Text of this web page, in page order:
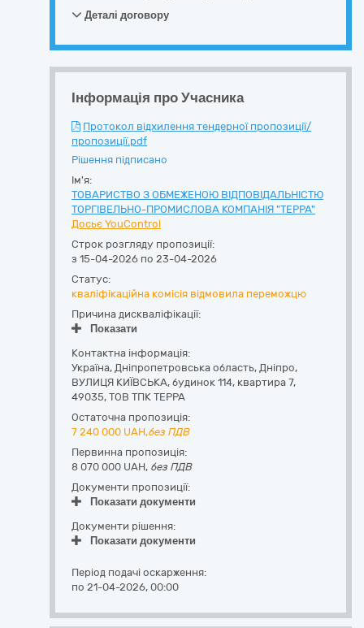
Деталі договору
Інформація про Учасника
Протокол відхилення тендерної пропозиції/
пропозиції.pdf
Рішення підписано
Ім'я:
ТОВАРИСТВО З ОБМЕЖЕНОЮ ВІДПОВІДАЛЬНІСТЮ
ТОРГІВЕЛЬНО-ПРОМИСЛОВА КОМПАНІЯ "ТЕРРА"
Досьє YouControl
Строк розгляду пропозиції:
з 15-04-2026 по 23-04-2026
Статус:
кваліфікаційна комісія відмовила переможцю
Причина дискваліфікації:
Показати
Контактна інформація:
Україна, Дніпропетровська область, Дніпро,
ВУЛИЦЯ КИЇВСЬКА, будинок 114, квартира 7,
49035, ТОВ ТПК ТЕРРА
Остаточна пропозиція:
7 240 000 UAH,без ПДВ
Первинна пропозиція:
8 070 000 UAH, без ПДВ
Документи пропозиції:
Показати документи
Документи рішення:
Показати документи
Період подачі оскарження:
по 21-04-2026, 00:00